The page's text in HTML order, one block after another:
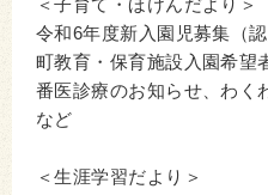
＜子育て・ほけんだより＞
令和6年度新入園児募集（
町教育・保育施設入園希望
番医診療のお知らせ、わく
など
＜生涯学習だより＞